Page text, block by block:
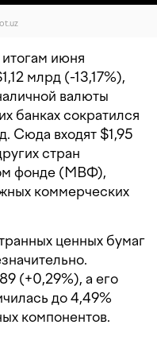
июня
млрд (-13,17%),
валюты
банках сократился
Сюда входят $1,95
стран
фонде (МВФ),
коммерческих
ценных бумаг
(+0,29%), а его
до 4,49%
компонентов.